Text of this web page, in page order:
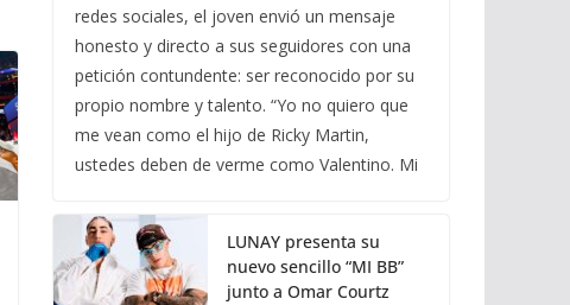
redes sociales, el joven envió un mensaje
honesto y directo a sus seguidores con una
petición contundente: ser reconocido por su
propio nombre y talento. “Yo no quiero que
me vean como el hijo de Ricky Martin,
ustedes deben de verme como Valentino. Mi
LUNAY presenta su
nuevo sencillo “MI BB”
junto a Omar Courtz